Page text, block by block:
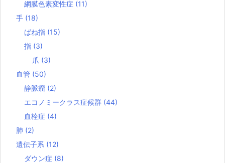
網膜色素変性症 (11)
手 (18)
ばね指 (15)
指 (3)
爪 (3)
血管 (50)
静脈瘤 (2)
エコノミークラス症候群 (44)
血栓症 (4)
肺 (2)
遺伝子系 (12)
ダウン症 (8)